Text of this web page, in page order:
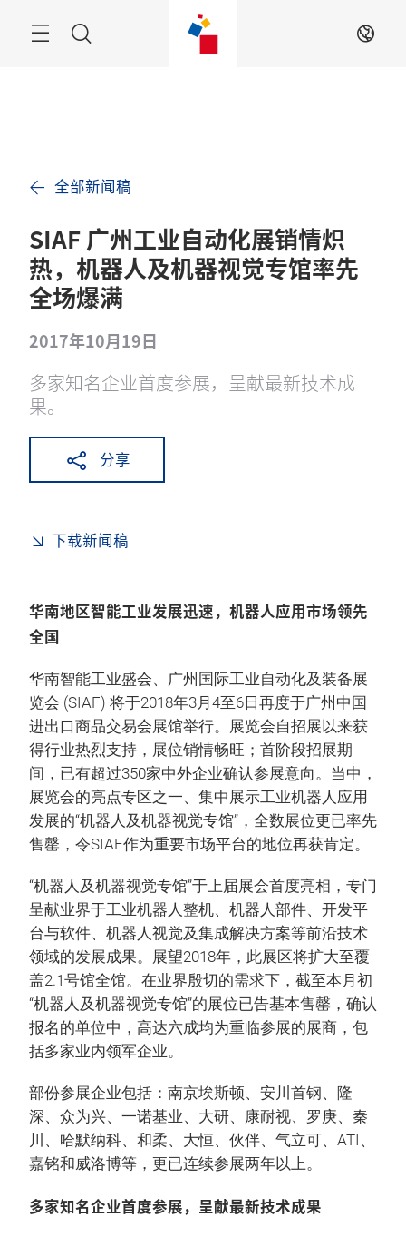
ZH
全部新闻稿
SIAF 广州工业自动化展销情炽
热，机器人及机器视觉专馆率先
全场爆满
2017年10月19日
多家知名企业首度参展，呈献最新技术成
果。
分享
下载新闻稿
华南地区智能工业发展迅速，机器人应用市场领先
全国
华南智能工业盛会、广州国际工业自动化及装备展
览会 (SIAF) 将于2018年3月4至6日再度于广州中国
进出口商品交易会展馆举行。展览会自招展以来获
得行业热烈支持，展位销情畅旺；首阶段招展期
间，已有超过350家中外企业确认参展意向。当中，
展览会的亮点专区之一、集中展示工业机器人应用
发展的“机器人及机器视觉专馆”，全数展位更已率先
售罄，令SIAF作为重要市场平台的地位再获肯定。
“机器人及机器视觉专馆”于上届展会首度亮相，专门
呈献业界于工业机器人整机、机器人部件、开发平
台与软件、机器人视觉及集成解决方案等前沿技术
领域的发展成果。展望2018年，此展区将扩大至覆
盖2.1号馆全馆。在业界殷切的需求下，截至本月初
“机器人及机器视觉专馆”的展位已告基本售罄，确认
报名的单位中，高达六成均为重临参展的展商，包
括多家业内领军企业。
部份参展企业包括：南京埃斯顿、安川首钢、隆
深、众为兴、一诺基业、大研、康耐视、罗庚、秦
川、哈默纳科、和柔、大恒、伙伴、气立可、ATI、
嘉铭和威洛博等，更已连续参展两年以上。
多家知名企业首度参展，呈献最新技术成果